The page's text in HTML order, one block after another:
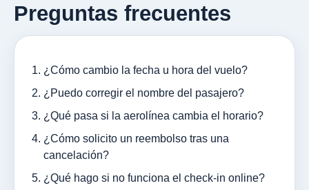
Preguntas frecuentes
¿Cómo cambio la fecha u hora del vuelo?
¿Puedo corregir el nombre del pasajero?
¿Qué pasa si la aerolínea cambia el horario?
¿Cómo solicito un reembolso tras una
cancelación?
¿Qué hago si no funciona el check-in online?